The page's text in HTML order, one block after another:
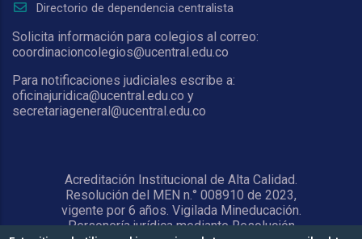
Directorio de dependencia centralista
Solicita información para colegios al correo:
coordinacioncolegios@ucentral.edu.co
Para notificaciones judiciales escribe a:
oficinajuridica@ucentral.edu.co y
secretariageneral@ucentral.edu.co
Acreditación Institucional de Alta Calidad.
Resolución del MEN n.° 008910 de 2023,
vigente por 6 años. Vigilada Mineducación.
Personería jurídica mediante Resolución